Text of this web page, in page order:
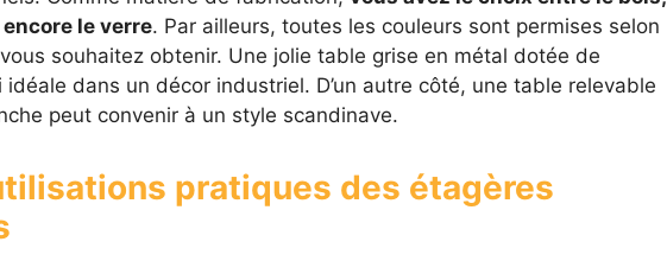
le verre. Par ailleurs, toutes les couleurs sont permises selon
souhaitez obtenir. Une jolie table grise en métal dotée de
dans un décor industriel. D’un autre côté, une table relevable
peut convenir à un style scandinave.
pratiques des étagères